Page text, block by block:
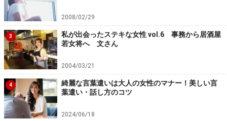
2008/02/29
3
私が出会ったステキな女性 vol.6 事務から居酒屋
若女将へ 文さん
2004/03/21
4
綺麗な言葉遣いは大人の女性のマナー！美しい言
葉遣い・話し方のコツ
2024/06/18